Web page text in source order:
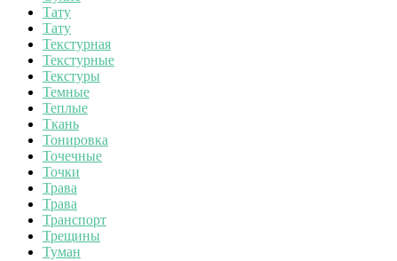
Тату
Тату
Текстурная
Текстурные
Текстуры
Темные
Теплые
Ткань
Тонировка
Точечные
Точки
Трава
Трава
Транспорт
Трещины
Туман